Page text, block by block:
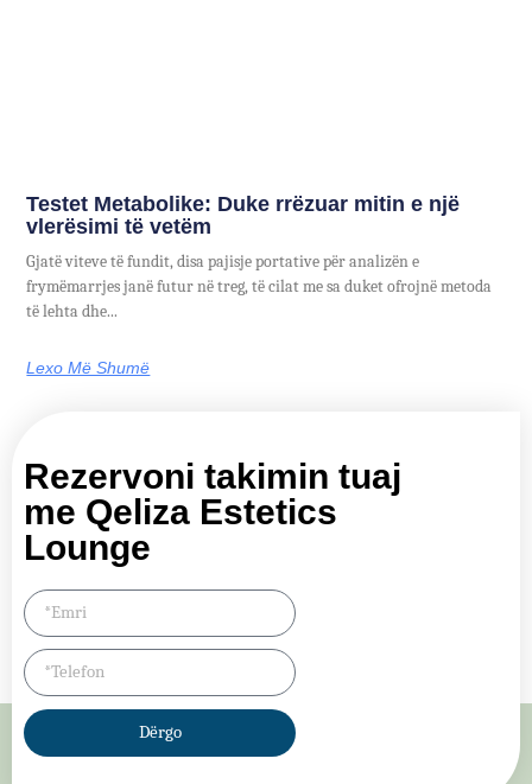
Testet Metabolike: Duke rrëzuar mitin e një
vlerësimi të vetëm
Gjatë viteve të fundit, disa pajisje portative për analizën e
frymëmarrjes janë futur në treg, të cilat me sa duket ofrojnë metoda
të lehta dhe...
Lexo Më Shumë
Rezervoni takimin tuaj
me Qeliza Estetics
Lounge
Dërgo